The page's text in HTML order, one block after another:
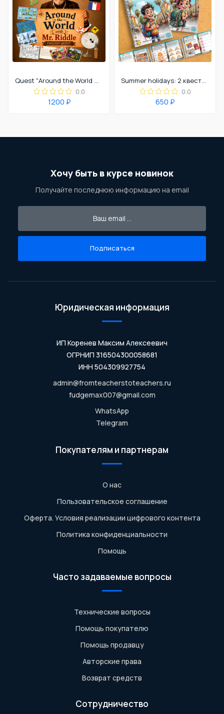
Quest "Around the World with Mr. Riddle"
0.0
1200 ₽
Summer holidays: 2 квестбука по цене одного
0.0
650 ₽
Хочу быть в курсе новинок
Получайте последнюю информацию на email
Подписаться
Юридическая информация
ИП Коренев Максим Алексеевич
ОГРНИП 316504300058681
ИНН 504309927754
admin@fromteacherstoteachers.ru
fudgemax007@gmail.com
WhatsApp
Telegram
Покупателям и партнерам
О нас
Пользовательское соглашение
Оферта. Условия реализации цифрового контента
Политика конфиденциальности
Помощь
Часто задаваемые вопросы
Технические вопросы
Помощь покупателю
Помощь продавцу
Авторские права
Возврат средств
Сотрудничество